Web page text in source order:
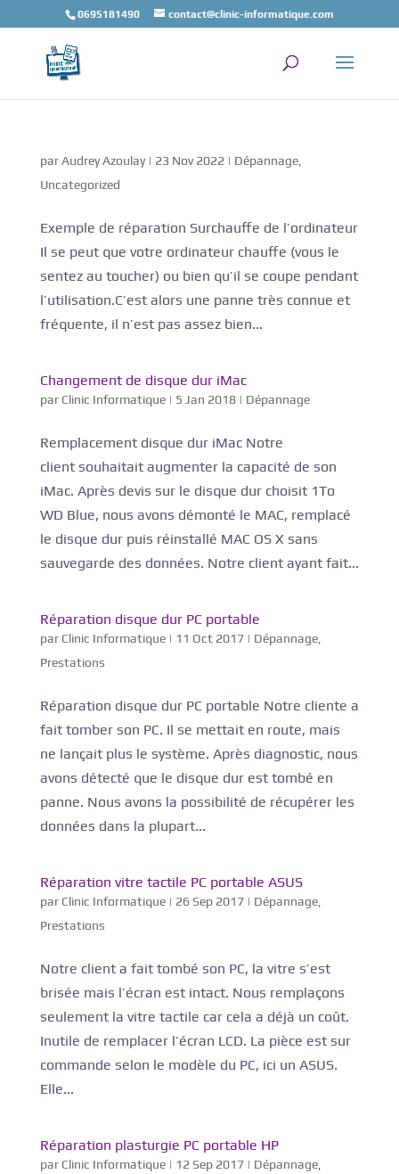
0695181490 contact@clinic-informatique.com
parAudrey Azoulay| 23 Nov 2022 | Dépannage,
Uncategorized
Exemple de réparation Surchauffe de l’ordinateur
Il se peut que votre ordinateur chauffe (vous le
sentez au toucher) ou bien qu’il se coupe pendant
l’utilisation.C’est alors une panne très connue et
fréquente, il n’est pas assez bien...
Changement de disque dur iMac
par Clinic Informatique| 5 Jan 2018| Dépannage
Remplacement disque dur iMac Notre
client souhaitait augmenter la capacité de son
iMac. Après devis sur le disque dur choisit 1To
WD Blue, nous avons démonté le MAC, remplacé
le disque dur puis réinstallé MAC OS X sans
sauvegarde des données. Notre client ayant fait...
Réparation disque dur PC portable
par Clinic Informatique| 11 Oct 2017| Dépannage,
Prestations
Réparation disque dur PC portable Notre cliente a
fait tomber son PC. Il se mettait en route, mais
ne lançait plus le système. Après diagnostic, nous
avons détecté que le disque dur est tombé en
panne. Nous avons la possibilité de récupérer les
données dans la plupart...
Réparation vitre tactile PC portable ASUS
par Clinic Informatique| 26 Sep 2017| Dépannage,
Prestations
Notre client a fait tombé son PC, la vitre s’est
brisée mais l’écran est intact. Nous remplaçons
seulement la vitre tactile car cela a déjà un coût.
Inutile de remplacer l’écran LCD. La pièce est sur
commande selon le modèle du PC, ici un ASUS.
Elle...
Réparation plasturgie PC portable HP
par Clinic Informatique| 12 Sep 2017| Dépannage,